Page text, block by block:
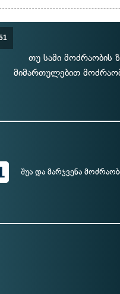
თუ სამი მოძრაობის
მიმართულებით
შუა და მარჯვენა